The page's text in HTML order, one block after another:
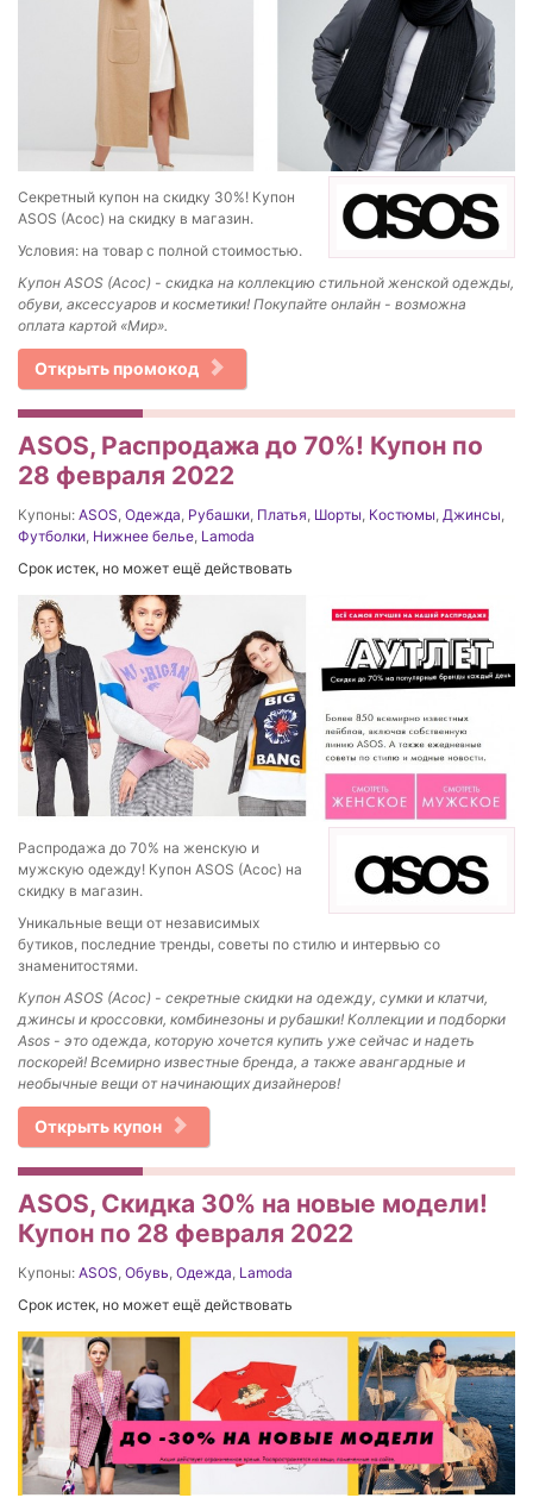
Секретный купон на скидку 30%! Купон
ASOS (Асос) на скидку в магазин.
Условия: на товар с полной стоимостью.
Купон ASOS (Асос) - скидка на коллекцию стильной женской одежды,
обуви, аксессуаров и косметики! Покупайте онлайн - возможна
оплата картой «Мир».
Открыть промокод
ASOS, Распродажа до 70%! Купон по
28 февраля 2022
Купоны: ASOS, Одежда, Рубашки, Платья, Шорты, Костюмы, Джинсы,
Футболки, Нижнее белье, Lamoda
Срок истек, но может ещё действовать
Распродажа до 70% на женскую и
мужскую одежду! Купон ASOS (Асос) на
скидку в магазин.
Уникальные вещи от независимых
бутиков, последние тренды, советы по стилю и интервью со
знаменитостями.
Купон ASOS (Асос) - секретные скидки на одежду, сумки и клатчи,
джинсы и кроссовки, комбинезоны и рубашки! Коллекции и подборки
Asos - это одежда, которую хочется купить уже сейчас и надеть
поскорей! Всемирно известные бренда, а также авангардные и
необычные вещи от начинающих дизайнеров!
Открыть купон
ASOS, Скидка 30% на новые модели!
Купон по 28 февраля 2022
Купоны: ASOS Обувь Одежда Lamoda
Срок истек, но может ещё действовать